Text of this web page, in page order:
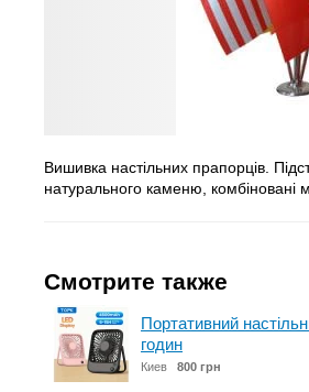
Вишивка настільних прапорців.
натурального каменю, комбіновані
Смотрите также
Портативний
годин
Киев 800 грн